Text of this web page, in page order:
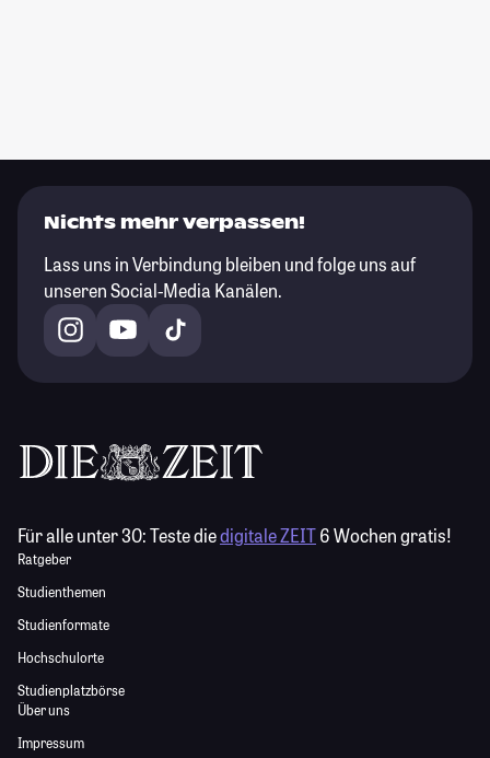
Nichts mehr verpassen!
Lass uns in Verbindung bleiben und folge uns auf
unseren Social-Media Kanälen.
Für alle unter 30:Teste diedigitale ZEIT6 Wochen gratis!
Ratgeber
Studienthemen
Studienformate
Hochschulorte
Studienplatzbörse
Über uns
Impressum